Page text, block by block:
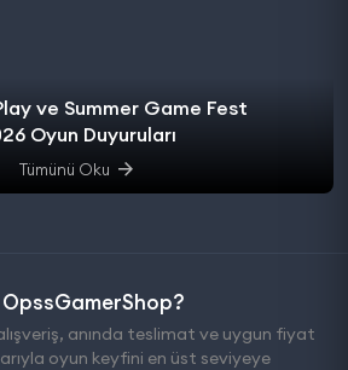
ve Summer Game Fest
Oyun Duyuruları
Tümünü Oku
anında teslimat ve uygun fiyat
oyun keyfini en üst seviyeye